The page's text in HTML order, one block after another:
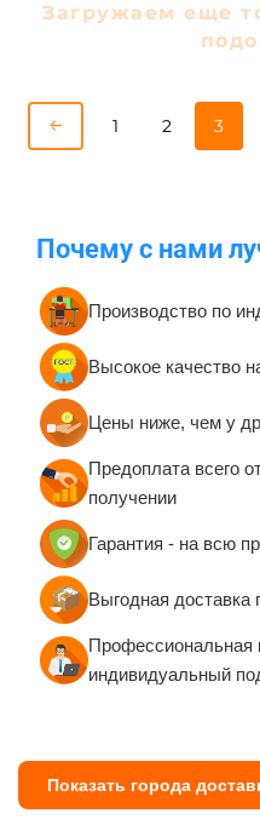
Загружаем еще
1 2 3
Почему с нами
Производство по
Высокое качество
Цены ниже, чем у
Предоплата всего
получении
Гарантия - на всю
Выгодная
Профессиональная
индивидуальный
Показать города